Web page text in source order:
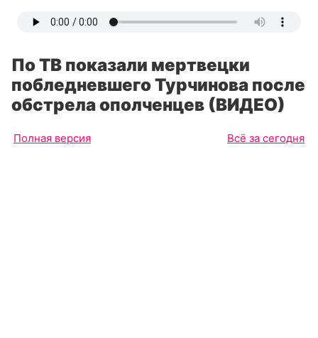
По ТВ показали мертвецки
побледневшего Турчинова после
обстрела ополченцев (ВИДЕО)
Полная версия Всё за сегодня